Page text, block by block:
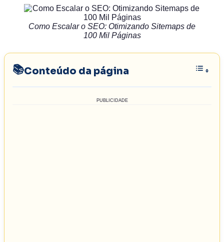
Como Escalar o SEO: Otimizando Sitemaps de
100 Mil Páginas
Conteúdo da página
PUBLICIDADE